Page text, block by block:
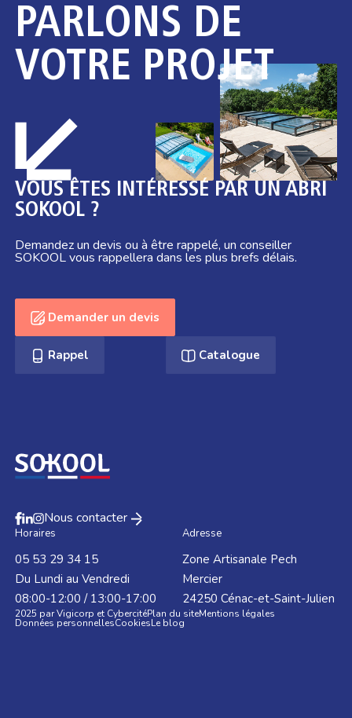
PARLONS DE
VOTRE PROJET
VOUS ÊTES INTÉRESSÉ PAR UN ABRI
SOKOOL ?
Demandez un devis ou à être rappelé, un conseiller
SOKOOL vous rappellera dans les plus brefs délais.
Demander un devis
Rappel Catalogue
Nous contacter
Horaires
05 53 29 34 15
Du Lundi au Vendredi
08:00-12:00 / 13:00-17:00
Adresse
Zone Artisanale Pech
Mercier
24250 Cénac-et-Saint-Julien
2025 par Vigicorp et CybercitéPlan du siteMentions légales
Données personnellesCookiesLe blog